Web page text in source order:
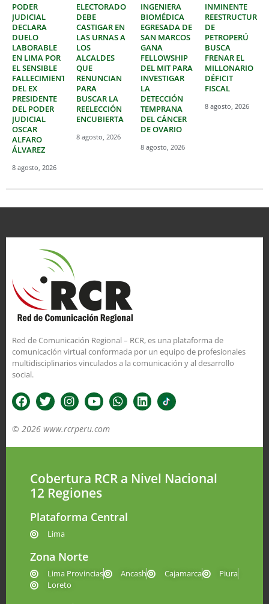
PODER
JUDICIAL
DECLARA
DUELO
LABORABLE
EN LIMA POR
EL SENSIBLE
FALLECIMIENTO
DEL EX
PRESIDENTE
DEL PODER
JUDICIAL
OSCAR
ALFARO
ÁLVAREZ
8 agosto, 2026
ELECTORADO
DEBE
CASTIGAR EN
LAS URNAS A
LOS
ALCALDES
QUE
RENUNCIAN
PARA
BUSCAR LA
REELECCIÓN
ENCUBIERTA
8 agosto, 2026
INGENIERA
BIOMÉDICA
EGRESADA DE
SAN MARCOS
GANA
FELLOWSHIP
DEL MIT PARA
INVESTIGAR
LA
DETECCIÓN
TEMPRANA
DEL CÁNCER
DE OVARIO
8 agosto, 2026
INMINENTE
DE
PETROPERÚ
BUSCA
FRENAR EL
MILLONARIO
DÉFICIT
FISCAL
8 agosto, 2026
Red de Comunicación Regional – RCR, es una plataforma de
comunicación virtual conformada por un equipo de profesionales
multidisciplinarios vinculados a la comunicación y al desarrollo
social.
© 2026 www.rcrperu.com
Cobertura RCR a Nivel Nacional
12 Regiones
Plataforma Central
Lima
Zona Norte
Lima Provincias Ancash Cajamarca
Piura
Loreto